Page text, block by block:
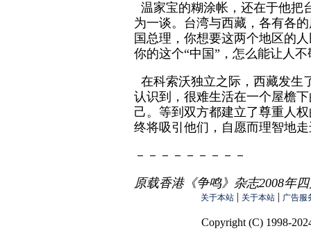
温家宝的糊涂帐，还在于他把
为一谈。台湾与西藏，各有各
国总理，你想要这两个地区的
你的这个“中国”，怎么能让人
在科索沃独立之际，西藏发生
认识到，很难生活在一个屋檐
己。等到双方都建立了尊重人
终将吸引他们，自愿而理智地
－－－－－－－－－
原载香港《争鸣》杂志2008年
关于本站 | 关于本站 | 广告服
Copyright (C) 1998-